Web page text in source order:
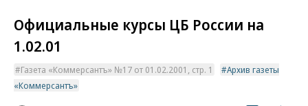
Официальные курсы ЦБ России на
1.02.01
Газета «Коммерсантъ» №17 от 01.02.2001, стр. 1
Архив газеты
«Коммерсантъ»